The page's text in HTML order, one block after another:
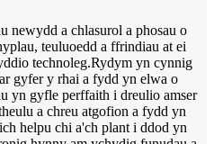
newydd a chlasurol a phosau o
teuluoedd a ffrindiau at ei
technoleg.Rydym yn cynnig
gyfer y rhai a fydd yn elwa o
yn gyfle perffaith i dreulio amser
a chreu atgofion a fydd yn
helpu chi a'ch plant i ddod yn